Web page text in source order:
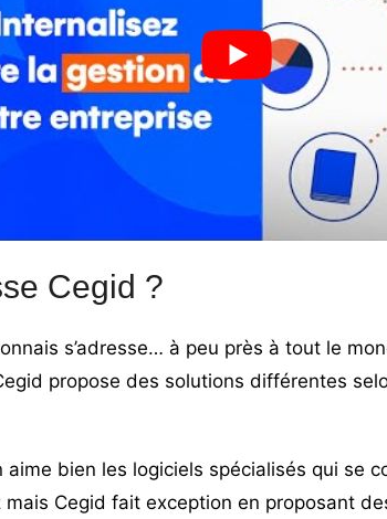
Cegid ?
s’adresse… à peu près à tout le
propose des solutions différentes
aime bien les logiciels spécialisés qui se
Cegid fait exception en proposant